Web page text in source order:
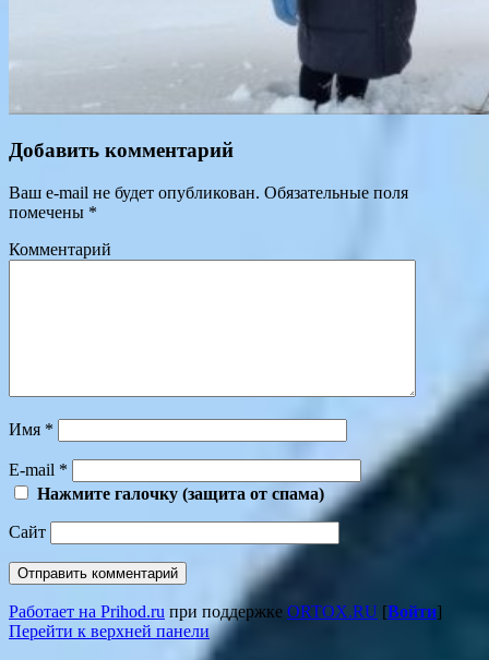
Добавить комментарий
Ваш e-mail не будет опубликован. Обязательные поля
помечены *
Комментарий
Имя *
E-mail *
Нажмите галочку (защита от спама)
Сайт
Работает на Prihod.ru при поддержке ORTOX.RU [Войти]
Перейти к верхней панели